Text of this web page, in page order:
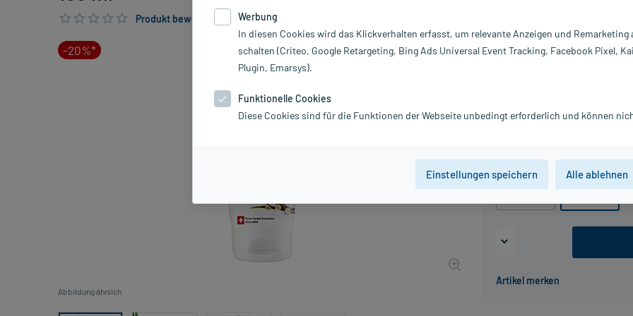
Produkt bewerten & PlusHerzen sichern
-20%*
Abbildung ähnlich
inkl. MwSt. zzgl. Versandkosten
Packungseinheit
PZN:
Hersteller:
Werbung
In diesen Cookies wird das Klickverhalten erfasst, um relevante Anzeigen und Remarketing
schalten (Criteo, Google Retargeting, Bing Ads Universal Event Tracking, Facebook Pixel,
Plugin, Emarsys).
Funktionelle Cookies
Diese Cookies sind für die Funktionen der Webseite unbedingt erforderlich und können
Einstellungen speichern Alle ablehnen